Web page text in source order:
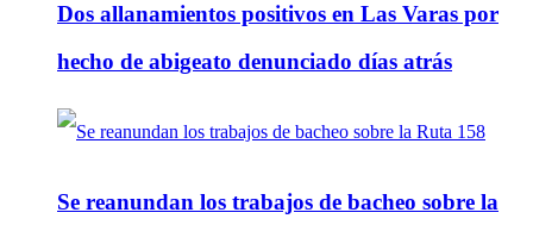
Dos allanamientos positivos en Las Varas por
hecho de abigeato denunciado días atrás
Se reanundan los trabajos de bacheo sobre la